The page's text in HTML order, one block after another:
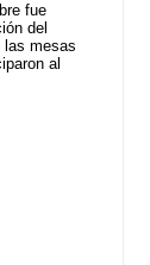
fue
del
las mesas
al